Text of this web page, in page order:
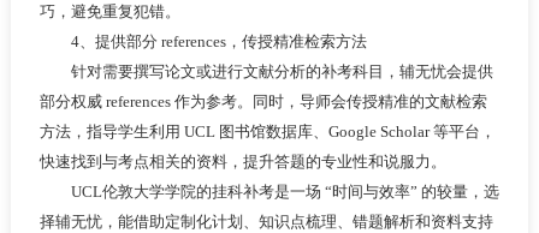
巧，避免重复犯错。
4、提供部分 references，传授精准检索方法
针对需要撰写论文或进行文献分析的补考科目，辅无忧会提供
部分权威 references 作为参考。同时，导师会传授精准的文献检索
方法，指导学生利用 UCL 图书馆数据库、Google Scholar 等平台，
快速找到与考点相关的资料，提升答题的专业性和说服力。
UCL伦敦大学学院的挂科补考是一场 “时间与效率” 的较量，选
择辅无忧，能借助定制化计划、知识点梳理、错题解析和资料支持